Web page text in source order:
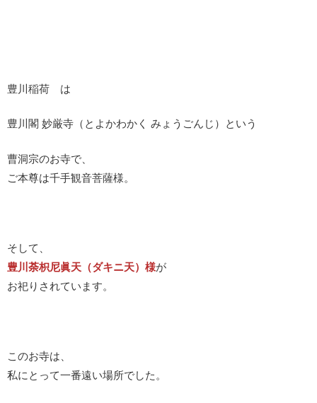
豊川稲荷 は
豊川閣 妙厳寺（とよかわかく みょうごんじ）という
曹洞宗のお寺で、
ご本尊は千手観音菩薩様。
そして、
豊川荼枳尼眞天（ダキニ天）様が
お祀りされています。
このお寺は、
私にとって一番遠い場所でした。